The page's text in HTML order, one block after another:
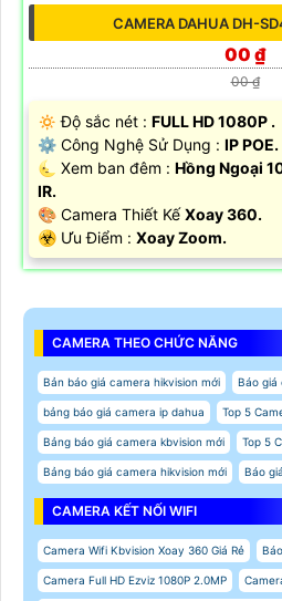
CAMERA DAHUA DH-
00 ₫
00 ₫
🔅 Độ sắc nét : FULL HD 1080P .
⚙ Công Nghệ Sử Dụng : IP POE.
🌜 Xem ban đêm : Hồng Ngoại
IR.
🎨 Camera Thiết KếXoay 360.
️☣️ Ưu Điểm : Xoay Zoom.
CAMERA THEO CHỨC NĂNG
Bản báo giá camera hikvision mới Báo giá
bảng báo giá camera ip dahua Top 5
Bảng báo giá camera kbvision mới Top 5
Bảng báo giá camera hikvision mới Báo
CAMERA KẾT NỐI WIFI
Camera Wifi Kbvision Xoay 360 Giá Rẻ
Camera Full HD Ezviz 1080P 2.0MP